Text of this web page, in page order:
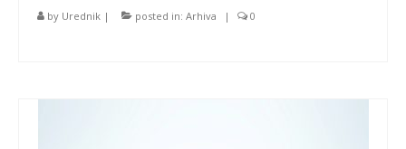
by Urednik | posted in: Arhiva | 0